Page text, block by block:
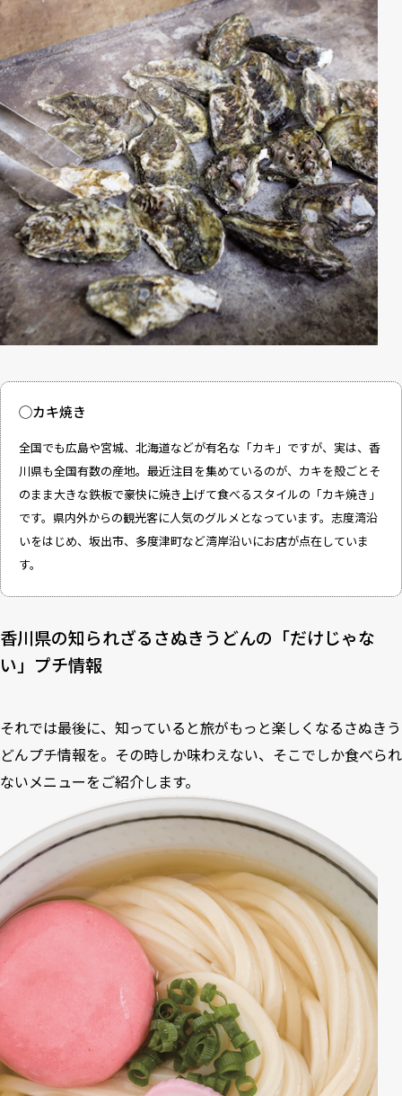
◯カキ焼き
全国でも広島や宮城、北海道などが有名な「カキ」ですが、実は、香
川県も全国有数の産地。最近注目を集めているのが、カキを殻ごとそ
のまま大きな鉄板で豪快に焼き上げて食べるスタイルの「カキ焼き」
です。県内外からの観光客に人気のグルメとなっています。志度湾沿
いをはじめ、坂出市、多度津町など湾岸沿いにお店が点在していま
す。
香川県の知られざるさぬきうどんの「だけじゃな
い」プチ情報
それでは最後に、知っていると旅がもっと楽しくなるさぬきう
どんプチ情報を。その時しか味わえない、そこでしか食べられ
ないメニューをご紹介します。